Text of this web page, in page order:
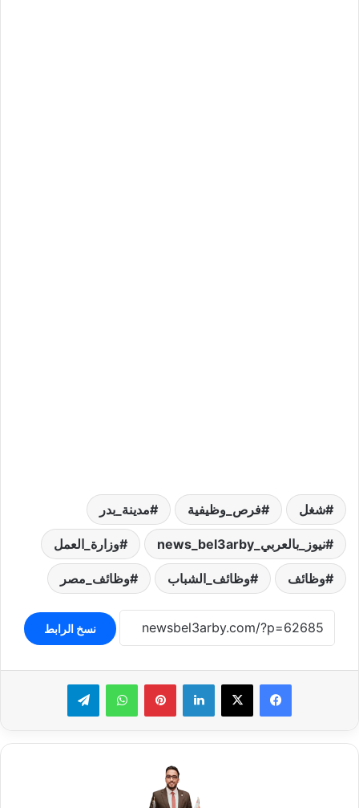
شغل فرص_وظيفية مدينة_بدر
نيوز_بالعربي_news_bel3arby وزارة_العمل
وظائف وظائف_الشباب وظائف_مصر
نسخ الرابط
لينكدإن بينتيريستواتساب تيلقرام